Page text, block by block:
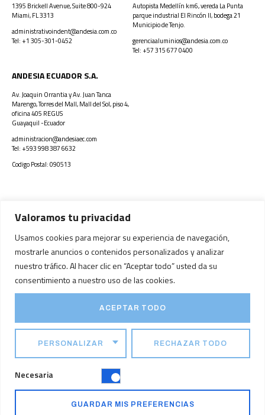
Valoramos tu privacidad
Usamos cookies para mejorar su experiencia de navegación,
mostrarle anuncios o contenidos personalizados y analizar
nuestro tráfico. Al hacer clic en “Aceptar todo” usted da su
consentimiento a nuestro uso de las cookies.
PERSONALIZAR RECHAZAR TODO
ACEPTAR TODO
Necesaria
GUARDAR MIS PREFERENCIAS
1395 Brickell Avenue, Suite 800-924
Miami, FL 3313
administrativoindent@andesia.com.co
Tel: +1 305-301-0452
Autopista Medellín km6, vereda La Punta
parque industrial El Rincón II, bodega 21
Municipio de Tenjo.
gerenciaaluminios@andesia.com.co
Tel: +57 315 677 0400
ANDESIA ECUADOR S.A.
Av. Joaquin Orrantia y Av. Juan Tanca
Marengo, Torres del Mall, Mall del Sol, piso 4,
oficina 405 REGUS
Guayaquil -Ecuador
administracion@andesiaec.com
Tel: +593 998 387 6632
Codigo Postal: 090513
Visita nuestra otra
marca de quimicos y
productos para
tratamiento de aguas y
piscinas
supiscina.com.co
©2026Andesia Corp